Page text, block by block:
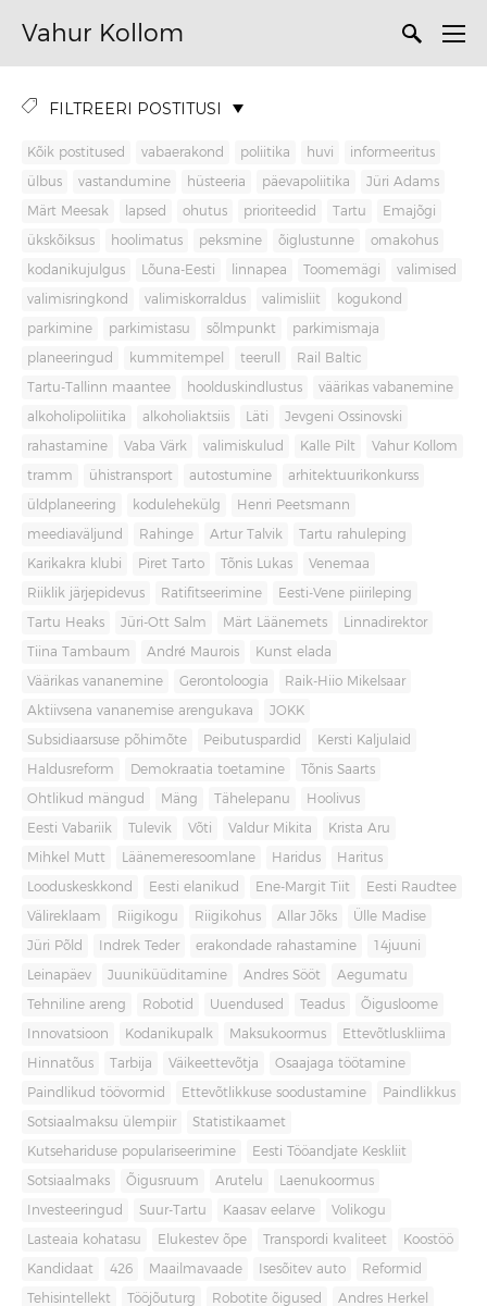
Vahur Kollom
FILTREERI POSTITUSI
Kõik postitused vabaerakond poliitika huvi informeeritus
ülbus vastandumine hüsteeria päevapoliitika Jüri Adams
Märt Meesak lapsed ohutus prioriteedid Tartu Emajõgi
ükskõiksus hoolimatus peksmine õiglustunne omakohus
kodanikujulgus Lõuna-Eesti linnapea Toomemägi valimised
valimisringkond valimiskorraldus valimisliit kogukond
parkimine parkimistasu sõlmpunkt parkimismaja
planeeringud kummitempel teerull Rail Baltic
Tartu-Tallinn maantee hoolduskindlustus väärikas vabanemine
alkoholipoliitika alkoholiaktsiis Läti Jevgeni Ossinovski
rahastamine Vaba Värk valimiskulud Kalle Pilt Vahur Kollom
tramm ühistransport autostumine arhitektuurikonkurss
üldplaneering kodulehekülg Henri Peetsmann
meediaväljund Rahinge Artur Talvik Tartu rahuleping
Karikakra klubi Piret Tarto Tõnis Lukas Venemaa
Riiklik järjepidevus Ratifitseerimine Eesti-Vene piirileping
Tartu Heaks Jüri-Ott Salm Märt Läänemets Linnadirektor
Tiina Tambaum André Maurois Kunst elada
Väärikas vananemine Gerontoloogia Raik-Hiio Mikelsaar
Aktiivsena vananemise arengukava JOKK
Subsidiaarsuse põhimõte Peibutuspardid Kersti Kaljulaid
Haldusreform Demokraatia toetamine Tõnis Saarts
Ohtlikud mängud Mäng Tähelepanu Hoolivus
Eesti Vabariik Tulevik Võti Valdur Mikita Krista Aru
Mihkel Mutt Läänemeresoomlane Haridus Haritus
Looduskeskkond Eesti elanikud Ene-Margit Tiit Eesti Raudtee
Välireklaam Riigikogu Riigikohus Allar Jõks Ülle Madise
Jüri Põld Indrek Teder erakondade rahastamine 14juuni
Leinapäev Juuniküüditamine Andres Sööt Aegumatu
Tehniline areng Robotid Uuendused Teadus Õigusloome
Innovatsioon Kodanikupalk Maksukoormus Ettevõtluskliima
Hinnatõus Tarbija Väikeettevõtja Osaajaga töötamine
Paindlikud töövormid Ettevõtlikkuse soodustamine Paindlikkus
Sotsiaalmaksu ülempiir Statistikaamet
Kutsehariduse populariseerimine Eesti Tööandjate Keskliit
Sotsiaalmaks Õigusruum Arutelu Laenukoormus
Investeeringud Suur-Tartu Kaasav eelarve Volikogu
Lasteaia kohatasu Elukestev õpe Transpordi kvaliteet Koostöö
Kandidaat 426 Maailmavaade Isesõitev auto Reformid
Tehisintellekt Tööjõuturg Robotite õigused Andres Herkel